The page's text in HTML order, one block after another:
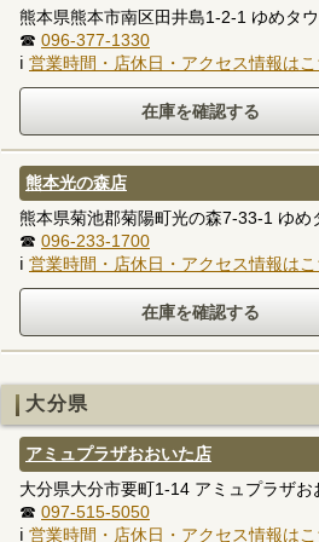
熊本県熊本市南区田井島1-2-1 ゆめタ
☎ 096-377-1330
ℹ 営業時間・店休日・アクセス情報はこ
熊本光の森店
熊本県菊池郡菊陽町光の森7-33-1 ゆめ
☎ 096-233-1700
ℹ 営業時間・店休日・アクセス情報はこ
大分県
アミュプラザおおいた店
大分県大分市要町1-14 アミュプラザお
☎ 097-515-5050
ℹ 営業時間・店休日・アクセス情報はこ